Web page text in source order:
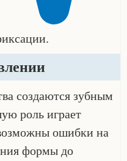
создаются зубным
роль играет
ошибки на
формы до